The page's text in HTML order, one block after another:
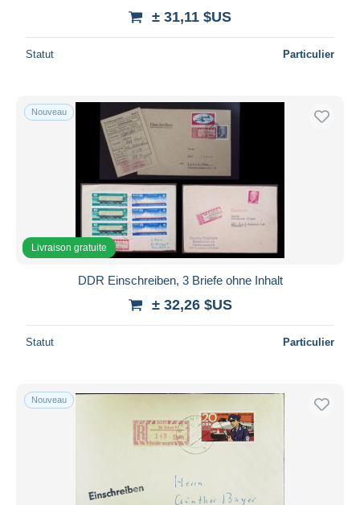
Prix
Livraison gratuite
Méthodes de paiement
PayPal
Virement bancaire
Visa
Mastercard
Bancontact
iDeal
Appliquer
± 31,11 $US
Statut Particulier
Nouveau
Livraison gratuite
DDR Einschreiben, 3 Briefe ohne Inhalt
± 32,26 $US
Statut Particulier
Nouveau